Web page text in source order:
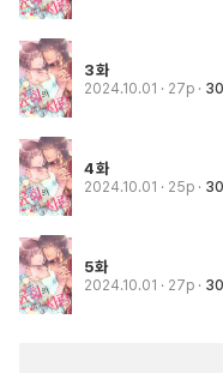
3화
2024.10.01 · 27p
4화
2024.10.01 · 25p
5화
2024.10.01 · 27p